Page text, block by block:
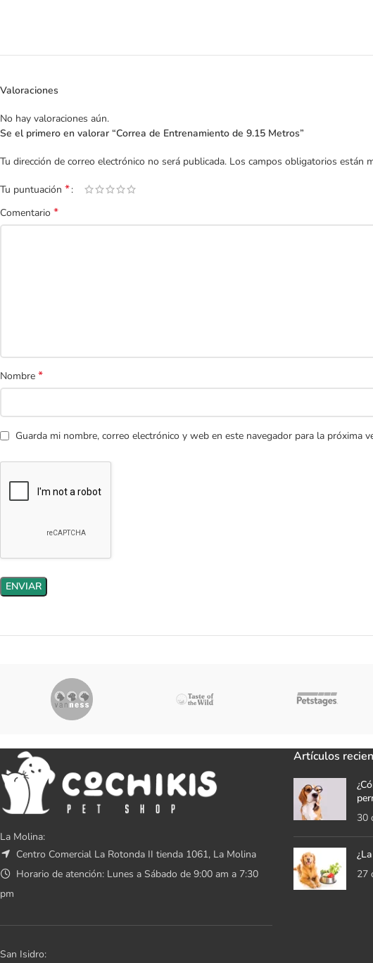
Valoraciones
No hay valoraciones aún.
Se el primero en valorar “Correa de Entrenamiento de 9.15 Metros”
Tu dirección de correo electrónico no será publicada. Los campos obligatorios están
Tu puntuación *
Comentario *
Nombre *
Guarda mi nombre, correo electrónico y web en este navegador para la próxima
La Molina:
Centro Comercial La Rotonda II tienda 1061, La Molina
Horario de atención: Lunes a Sábado de 9:00 am a 7:30
pm
San Isidro:
Artículos
30
27